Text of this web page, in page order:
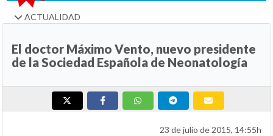
ACTUALIDAD
El doctor Máximo Vento, nuevo presidente
de la Sociedad Española de Neonatología
23 de julio de 2015, 14:55h